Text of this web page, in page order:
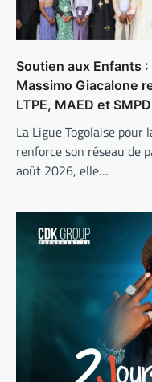
Soutien aux Enfants
Massimo Giacalone
LTPE, MAED et
La Ligue Togolaise pour
renforce son réseau de
août 2026, elle…